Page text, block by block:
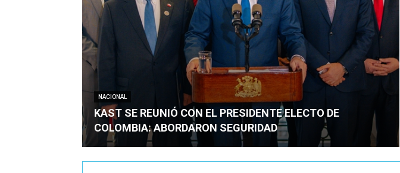
NACIONAL
KAST SE REUNIÓ CON EL PRESIDENTE ELECTO DE
COLOMBIA: ABORDARON SEGURIDAD